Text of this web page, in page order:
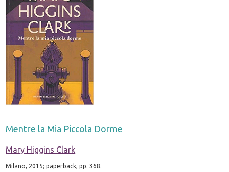
Mentre la Mia Piccola Dorme
Mary Higgins Clark
Milano, 2015; paperback, pp. 368.